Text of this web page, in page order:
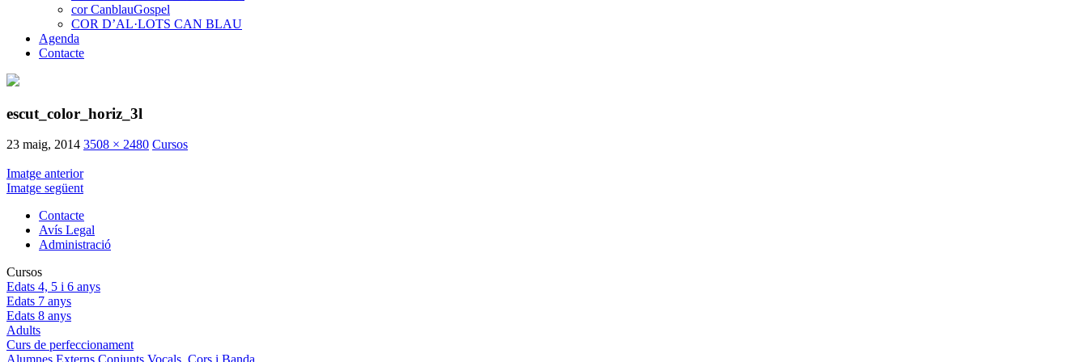
cor CanblauGospel
COR D’AL·LOTS CAN BLAU
Agenda
Contacte
escut_color_horiz_3l
23 maig, 2014 3508 × 2480 Cursos
Imatge anterior
Imatge següent
Contacte
Avís Legal
Administració
Cursos
Edats 4, 5 i 6 anys
Edats 7 anys
Edats 8 anys
Adults
Curs de perfeccionament